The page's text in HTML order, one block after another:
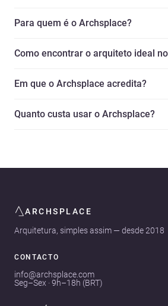
Para quem é o Archsplace?
Como encontrar o arquiteto ideal
Em que o Archsplace acredita?
Quanto custa usar o Archsplace?
ARCHSPLACE
Arquitetura, simples assim — desde 2018
CONTACTO
info@archsplace.com
Seg–Sex · 9h–18h (BRT)